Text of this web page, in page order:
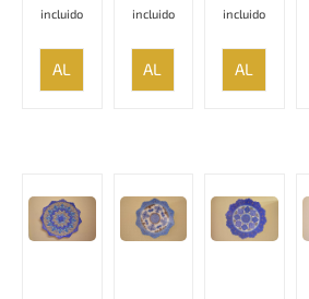
incluido
AL
CARRITO
incluido
AL
CARRITO
incluido
AL
CARRITO